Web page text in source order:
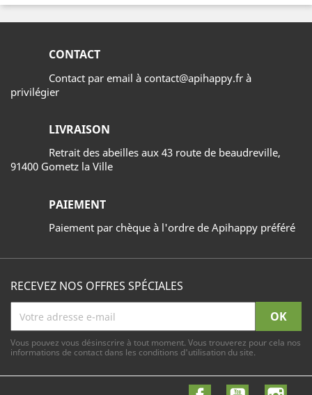
CONTACT
Contact par email à contact@apihappy.fr à
privilégier
LIVRAISON
Retrait des abeilles aux 43 route de beaudreville,
91400 Gometz la Ville
PAIEMENT
Paiement par chèque à l'ordre de Apihappy préféré
RECEVEZ NOS OFFRES SPÉCIALES
Vous pouvez vous désinscrire à tout moment. Vous trouverez pour cela nos
informations de contact dans les conditions d'utilisation du site.
FacebookYouTube